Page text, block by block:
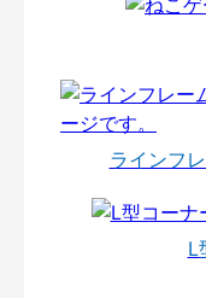
ラインフ
L